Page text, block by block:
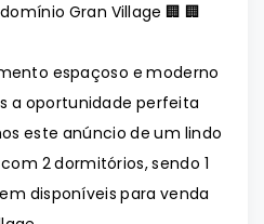
Gran Village 🏢 🏢
espaçoso e moderno
a oportunidade perfeita
este anúncio de um lindo
2 dormitórios, sendo 1
disponíveis para venda